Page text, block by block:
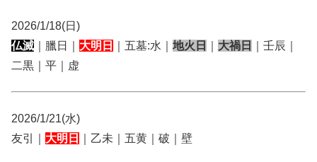
2026/1/18(日)
仏滅 ｜臘日｜ 大明日 ｜五墓:水｜ 地火日 大禍日
｜壬辰｜
二黒｜平｜虚
2026/1/21(水)
友引｜ 大明日 ｜乙未｜五黄｜破｜壁